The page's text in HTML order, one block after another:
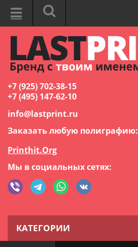
+7 (925) 702-38-15
+7 (495) 147-62-10
info@lastprint.ru
Заказать любую полиграфию:
Printhit.Org
Мы в социальных сетях:
КАТЕГОРИИ